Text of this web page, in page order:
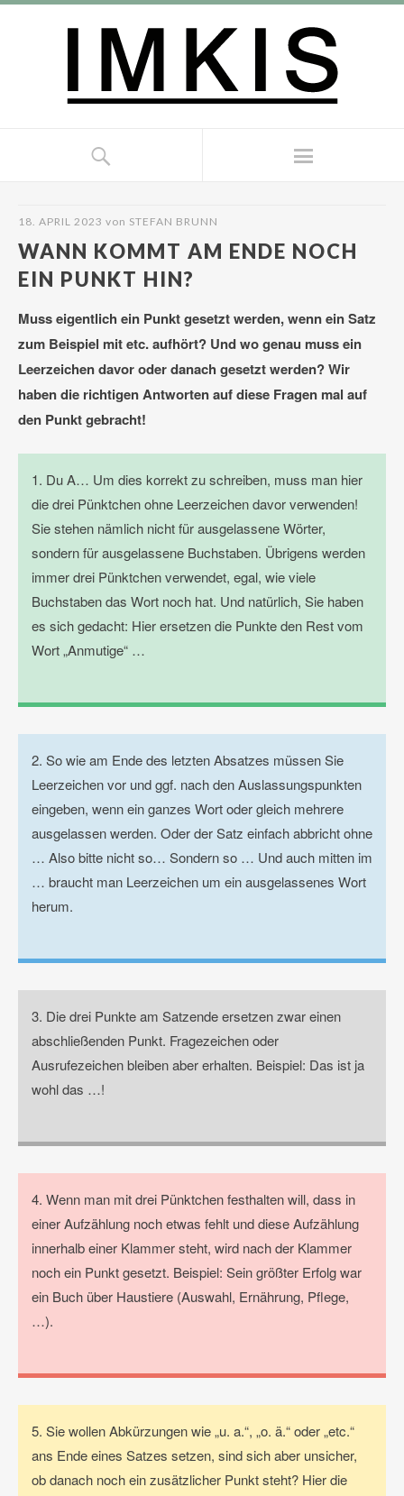
18. APRIL 2023 von STEFAN BRUNN
WANN KOMMT AM ENDE NOCH
EIN PUNKT HIN?
Muss eigentlich ein Punkt gesetzt werden, wenn ein Satz
zum Beispiel mit etc. aufhört? Und wo genau muss ein
Leerzeichen davor oder danach gesetzt werden? Wir
haben die richtigen Antworten auf diese Fragen mal auf
den Punkt gebracht!
1. Du A… Um dies korrekt zu schreiben, muss man hier
die drei Pünktchen ohne Leerzeichen davor verwenden!
Sie stehen nämlich nicht für ausgelassene Wörter,
sondern für ausgelassene Buchstaben. Übrigens werden
immer drei Pünktchen verwendet, egal, wie viele
Buchstaben das Wort noch hat. Und natürlich, Sie haben
es sich gedacht: Hier ersetzen die Punkte den Rest vom
Wort „Anmutige“ …
2. So wie am Ende des letzten Absatzes müssen Sie
Leerzeichen vor und ggf. nach den Auslassungspunkten
eingeben, wenn ein ganzes Wort oder gleich mehrere
ausgelassen werden. Oder der Satz einfach abbricht ohne
… Also bitte nicht so… Sondern so … Und auch mitten im
… braucht man Leerzeichen um ein ausgelassenes Wort
herum.
3. Die drei Punkte am Satzende ersetzen zwar einen
abschließenden Punkt. Fragezeichen oder
Ausrufezeichen bleiben aber erhalten. Beispiel: Das ist ja
wohl das …!
4. Wenn man mit drei Pünktchen festhalten will, dass in
einer Aufzählung noch etwas fehlt und diese Aufzählung
innerhalb einer Klammer steht, wird nach der Klammer
noch ein Punkt gesetzt. Beispiel: Sein größter Erfolg war
ein Buch über Haustiere (Auswahl, Ernährung, Pflege,
…).
5. Sie wollen Abkürzungen wie „u. a.“, „o. ä.“ oder „etc.“
ans Ende eines Satzes setzen, sind sich aber unsicher,
ob danach noch ein zusätzlicher Punkt steht? Hier die